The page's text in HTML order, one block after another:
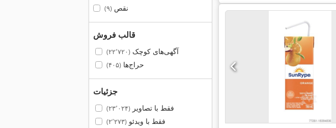
نقص(۹)
قالب فروش
آگهی‌های کوچک(۲۲٬۷۲۰)
حراج‌ها(۴۰۵)
جزئیات
فقط با تصاویر(۲۳٬۰۲۴)
فقط با ویدئو(۲٬۲۷۳)